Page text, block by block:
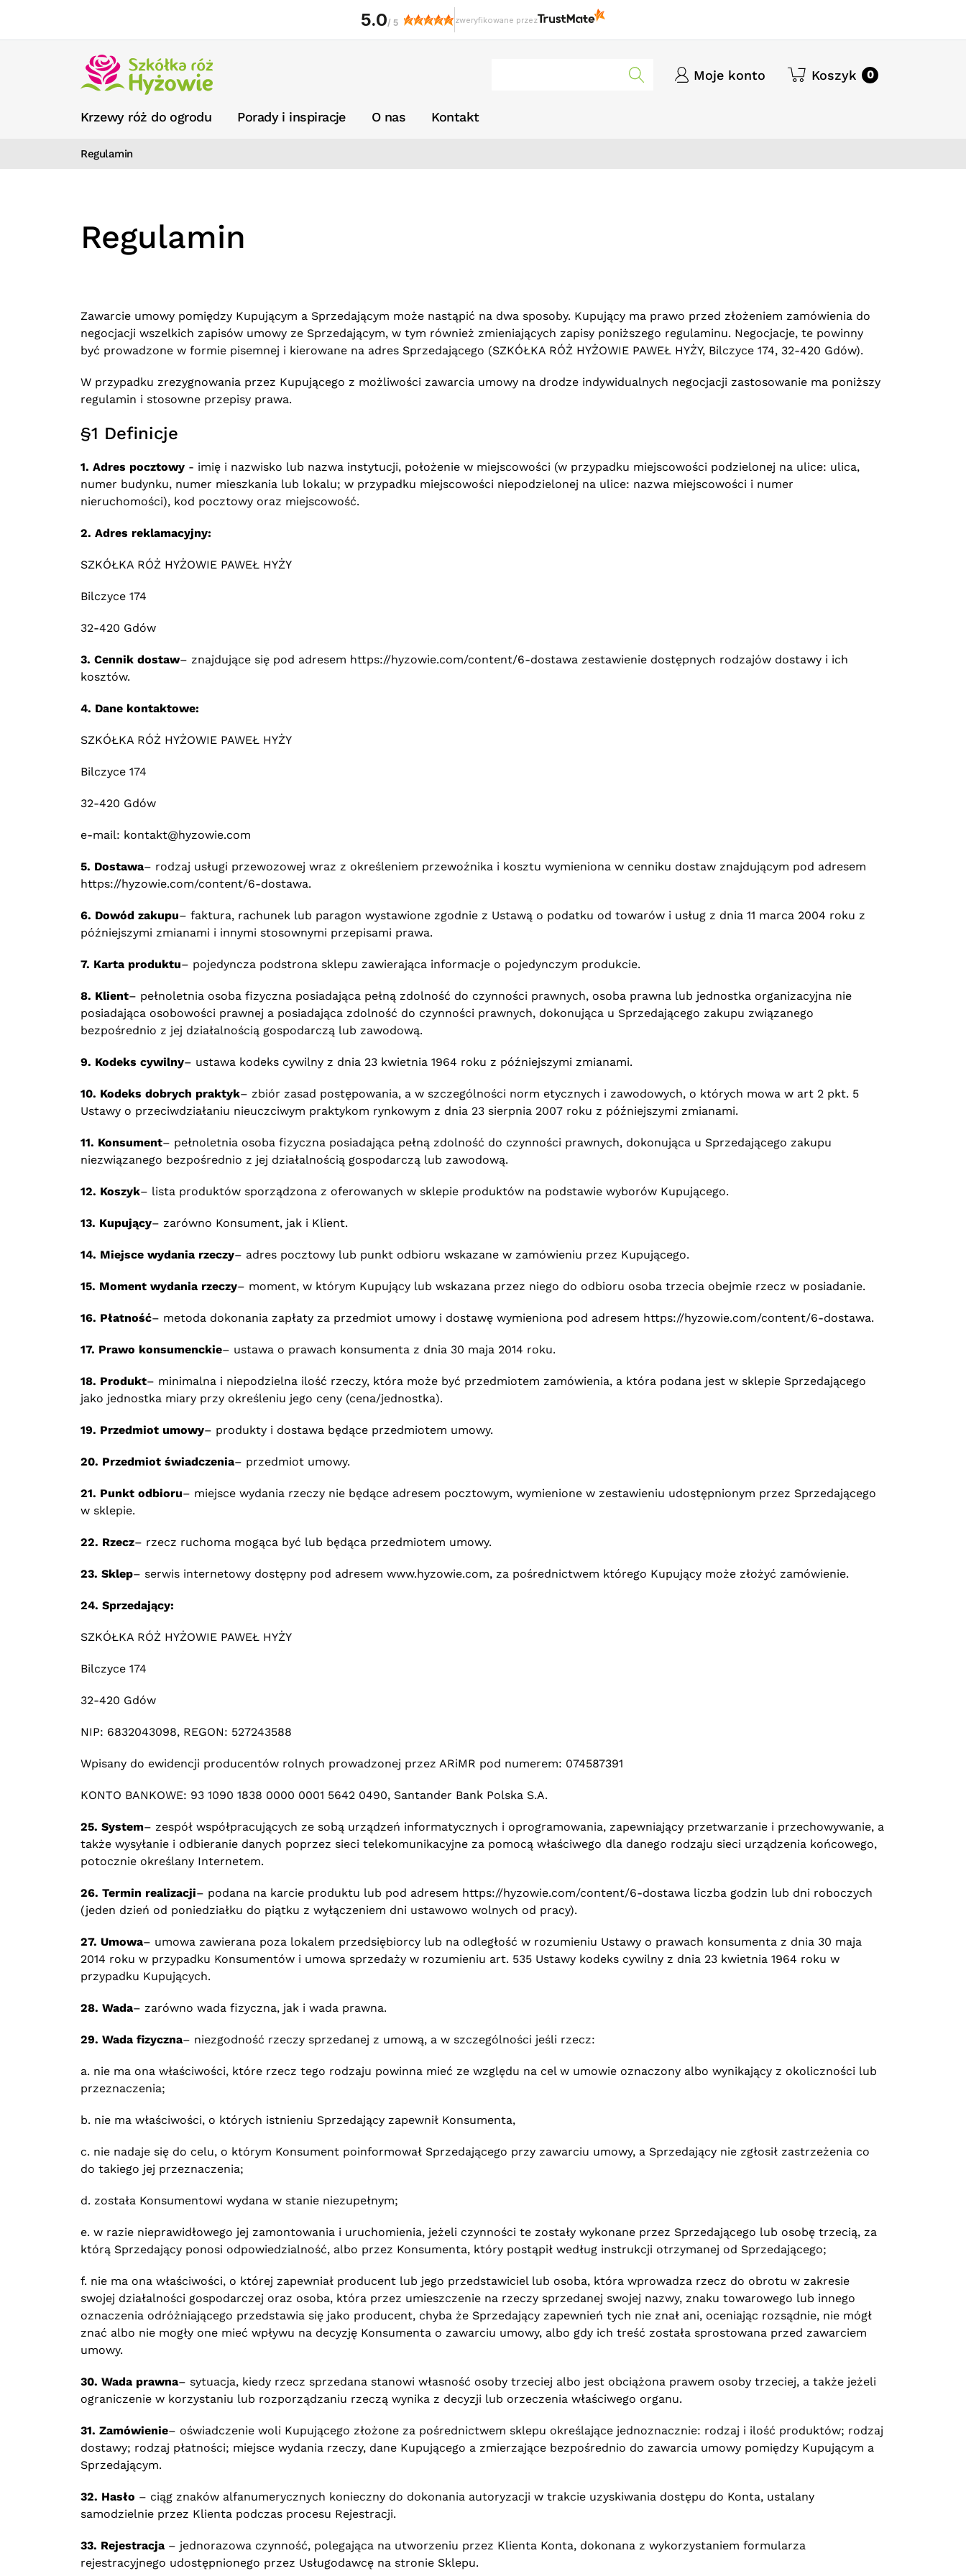
Krzewy róż do ogrodu Porady i inspiracje O nas Kontakt
Moje konto Koszyk 0
Regulamin
Regulamin
Zawarcie umowy pomiędzy Kupującym a Sprzedającym może nastąpić na dwa sposoby. Kupujący ma prawo przed złożeniem zamówienia do
negocjacji wszelkich zapisów umowy ze Sprzedającym, w tym również zmieniających zapisy poniższego regulaminu. Negocjacje, te powinny
być prowadzone w formie pisemnej i kierowane na adres Sprzedającego (SZKÓŁKA RÓŻ HYŻOWIE PAWEŁ HYŻY, Bilczyce 174, 32-420 Gdów).
W przypadku zrezygnowania przez Kupującego z możliwości zawarcia umowy na drodze indywidualnych negocjacji zastosowanie ma poniższy
regulamin i stosowne przepisy prawa.
§1 Definicje
1. Adres pocztowy - imię i nazwisko lub nazwa instytucji, położenie w miejscowości (w przypadku miejscowości podzielonej na ulice: ulica,
numer budynku, numer mieszkania lub lokalu; w przypadku miejscowości niepodzielonej na ulice: nazwa miejscowości i numer
nieruchomości), kod pocztowy oraz miejscowość.
2. Adres reklamacyjny:
SZKÓŁKA RÓŻ HYŻOWIE PAWEŁ HYŻY
Bilczyce 174
32-420 Gdów
3. Cennik dostaw– znajdujące się pod adresem https://hyzowie.com/content/6-dostawa zestawienie dostępnych rodzajów dostawy i ich
kosztów.
4. Dane kontaktowe:
SZKÓŁKA RÓŻ HYŻOWIE PAWEŁ HYŻY
Bilczyce 174
32-420 Gdów
e-mail: kontakt@hyzowie.com
5. Dostawa– rodzaj usługi przewozowej wraz z określeniem przewoźnika i kosztu wymieniona w cenniku dostaw znajdującym pod adresem
https://hyzowie.com/content/6-dostawa.
6. Dowód zakupu– faktura, rachunek lub paragon wystawione zgodnie z Ustawą o podatku od towarów i usług z dnia 11 marca 2004 roku z
późniejszymi zmianami i innymi stosownymi przepisami prawa.
7. Karta produktu– pojedyncza podstrona sklepu zawierająca informacje o pojedynczym produkcie.
8. Klient– pełnoletnia osoba fizyczna posiadająca pełną zdolność do czynności prawnych, osoba prawna lub jednostka organizacyjna nie
posiadająca osobowości prawnej a posiadająca zdolność do czynności prawnych, dokonująca u Sprzedającego zakupu związanego
bezpośrednio z jej działalnością gospodarczą lub zawodową.
9. Kodeks cywilny– ustawa kodeks cywilny z dnia 23 kwietnia 1964 roku z późniejszymi zmianami.
10. Kodeks dobrych praktyk– zbiór zasad postępowania, a w szczególności norm etycznych i zawodowych, o których mowa w art 2 pkt. 5
Ustawy o przeciwdziałaniu nieuczciwym praktykom rynkowym z dnia 23 sierpnia 2007 roku z późniejszymi zmianami.
11. Konsument– pełnoletnia osoba fizyczna posiadająca pełną zdolność do czynności prawnych, dokonująca u Sprzedającego zakupu
niezwiązanego bezpośrednio z jej działalnością gospodarczą lub zawodową.
12. Koszyk– lista produktów sporządzona z oferowanych w sklepie produktów na podstawie wyborów Kupującego.
13. Kupujący– zarówno Konsument, jak i Klient.
14. Miejsce wydania rzeczy– adres pocztowy lub punkt odbioru wskazane w zamówieniu przez Kupującego.
15. Moment wydania rzeczy– moment, w którym Kupujący lub wskazana przez niego do odbioru osoba trzecia obejmie rzecz w posiadanie.
16. Płatność– metoda dokonania zapłaty za przedmiot umowy i dostawę wymieniona pod adresem https://hyzowie.com/content/6-dostawa.
17. Prawo konsumenckie– ustawa o prawach konsumenta z dnia 30 maja 2014 roku.
18. Produkt– minimalna i niepodzielna ilość rzeczy, która może być przedmiotem zamówienia, a która podana jest w sklepie Sprzedającego
jako jednostka miary przy określeniu jego ceny (cena/jednostka).
19. Przedmiot umowy– produkty i dostawa będące przedmiotem umowy.
20. Przedmiot świadczenia– przedmiot umowy.
21. Punkt odbioru– miejsce wydania rzeczy nie będące adresem pocztowym, wymienione w zestawieniu udostępnionym przez Sprzedającego
w sklepie.
22. Rzecz– rzecz ruchoma mogąca być lub będąca przedmiotem umowy.
23. Sklep– serwis internetowy dostępny pod adresem www.hyzowie.com, za pośrednictwem którego Kupujący może złożyć zamówienie.
24. Sprzedający:
SZKÓŁKA RÓŻ HYŻOWIE PAWEŁ HYŻY
Bilczyce 174
32-420 Gdów
NIP: 6832043098, REGON: 527243588
Wpisany do ewidencji producentów rolnych prowadzonej przez ARiMR pod numerem: 074587391
KONTO BANKOWE: 93 1090 1838 0000 0001 5642 0490, Santander Bank Polska S.A.
25. System– zespół współpracujących ze sobą urządzeń informatycznych i oprogramowania, zapewniający przetwarzanie i przechowywanie, a
także wysyłanie i odbieranie danych poprzez sieci telekomunikacyjne za pomocą właściwego dla danego rodzaju sieci urządzenia końcowego,
potocznie określany Internetem.
26. Termin realizacji– podana na karcie produktu lub pod adresem https://hyzowie.com/content/6-dostawa liczba godzin lub dni roboczych
(jeden dzień od poniedziałku do piątku z wyłączeniem dni ustawowo wolnych od pracy).
27. Umowa– umowa zawierana poza lokalem przedsiębiorcy lub na odległość w rozumieniu Ustawy o prawach konsumenta z dnia 30 maja
2014 roku w przypadku Konsumentów i umowa sprzedaży w rozumieniu art. 535 Ustawy kodeks cywilny z dnia 23 kwietnia 1964 roku w
przypadku Kupujących.
28. Wada– zarówno wada fizyczna, jak i wada prawna.
29. Wada fizyczna– niezgodność rzeczy sprzedanej z umową, a w szczególności jeśli rzecz:
a. nie ma ona właściwości, które rzecz tego rodzaju powinna mieć ze względu na cel w umowie oznaczony albo wynikający z okoliczności lub
przeznaczenia;
b. nie ma właściwości, o których istnieniu Sprzedający zapewnił Konsumenta,
c. nie nadaje się do celu, o którym Konsument poinformował Sprzedającego przy zawarciu umowy, a Sprzedający nie zgłosił zastrzeżenia co
do takiego jej przeznaczenia;
d. została Konsumentowi wydana w stanie niezupełnym;
e. w razie nieprawidłowego jej zamontowania i uruchomienia, jeżeli czynności te zostały wykonane przez Sprzedającego lub osobę trzecią, za
którą Sprzedający ponosi odpowiedzialność, albo przez Konsumenta, który postąpił według instrukcji otrzymanej od Sprzedającego;
f. nie ma ona właściwości, o której zapewniał producent lub jego przedstawiciel lub osoba, która wprowadza rzecz do obrotu w zakresie
swojej działalności gospodarczej oraz osoba, która przez umieszczenie na rzeczy sprzedanej swojej nazwy, znaku towarowego lub innego
oznaczenia odróżniającego przedstawia się jako producent, chyba że Sprzedający zapewnień tych nie znał ani, oceniając rozsądnie, nie mógł
znać albo nie mogły one mieć wpływu na decyzję Konsumenta o zawarciu umowy, albo gdy ich treść została sprostowana przed zawarciem
umowy.
30. Wada prawna– sytuacja, kiedy rzecz sprzedana stanowi własność osoby trzeciej albo jest obciążona prawem osoby trzeciej, a także jeżeli
ograniczenie w korzystaniu lub rozporządzaniu rzeczą wynika z decyzji lub orzeczenia właściwego organu.
31. Zamówienie– oświadczenie woli Kupującego złożone za pośrednictwem sklepu określające jednoznacznie: rodzaj i ilość produktów; rodzaj
dostawy; rodzaj płatności; miejsce wydania rzeczy, dane Kupującego a zmierzające bezpośrednio do zawarcia umowy pomiędzy Kupującym a
Sprzedającym.
32. Hasło – ciąg znaków alfanumerycznych konieczny do dokonania autoryzacji w trakcie uzyskiwania dostępu do Konta, ustalany
samodzielnie przez Klienta podczas procesu Rejestracji.
33. Rejestracja – jednorazowa czynność, polegająca na utworzeniu przez Klienta Konta, dokonana z wykorzystaniem formularza
rejestracyjnego udostępnionego przez Usługodawcę na stronie Sklepu.
5.0/ 5 zweryfikowane przez